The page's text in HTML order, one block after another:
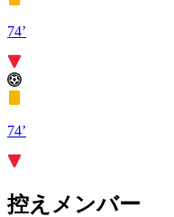
74’
74’
控えメンバー